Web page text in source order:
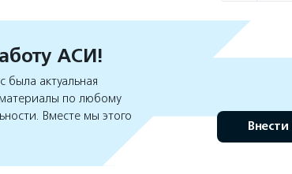
АСИ!
актуальная
по любому
Вместе мы этого
Внести